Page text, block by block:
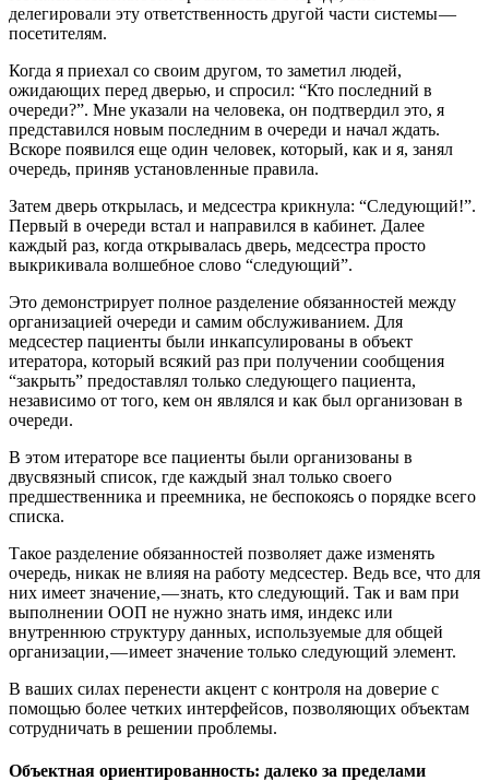
делегировали эту ответственность другой части системы —
посетителям.
Когда я приехал со своим другом, то заметил людей,
ожидающих перед дверью, и спросил: “Кто последний в
очереди?”. Мне указали на человека, он подтвердил это, я
представился новым последним в очереди и начал ждать.
Вскоре появился еще один человек, который, как и я, занял
очередь, приняв установленные правила.
Затем дверь открылась, и медсестра крикнула: “Следующий!”.
Первый в очереди встал и направился в кабинет. Далее
каждый раз, когда открывалась дверь, медсестра просто
выкрикивала волшебное слово “следующий”.
Это демонстрирует полное разделение обязанностей между
организацией очереди и самим обслуживанием. Для
медсестер пациенты были инкапсулированы в объект
итератора, который всякий раз при получении сообщения
“закрыть” предоставлял только следующего пациента,
независимо от того, кем он являлся и как был организован в
очереди.
В этом итераторе все пациенты были организованы в
двусвязный список, где каждый знал только своего
предшественника и преемника, не беспокоясь о порядке всего
списка.
Такое разделение обязанностей позволяет даже изменять
очередь, никак не влияя на работу медсестер. Ведь все, что для
них имеет значение, — знать, кто следующий. Так и вам при
выполнении ООП не нужно знать имя, индекс или
внутреннюю структуру данных, используемые для общей
организации, — имеет значение только следующий элемент.
В ваших силах перенести акцент с контроля на доверие с
помощью более четких интерфейсов, позволяющих объектам
сотрудничать в решении проблемы.
Объектная ориентированность: далеко за пределами